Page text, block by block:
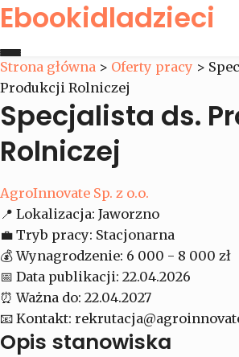
Ebookidladzieci
Strona główna
Oferty pracy
Strona główna > Oferty pracy >
Produkcji Rolniczej
Specjalista ds.
Rolniczej
AgroInnovate Sp. z o.o.
📍 Lokalizacja: Jaworzno
💼 Tryb pracy: Stacjonarna
💰 Wynagrodzenie: 6 000 - 8 000 zł
📅 Data publikacji: 22.04.2026
⏰ Ważna do: 22.04.2027
📧 Kontakt:
Opis stanowiska